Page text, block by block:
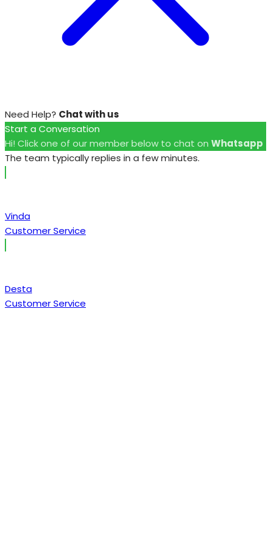
Need Help? Chat with us
Start a Conversation
Hi! Click one of our member below to chat on Whatsapp
The team typically replies in a few minutes.
Vinda
Customer Service
Desta
Customer Service